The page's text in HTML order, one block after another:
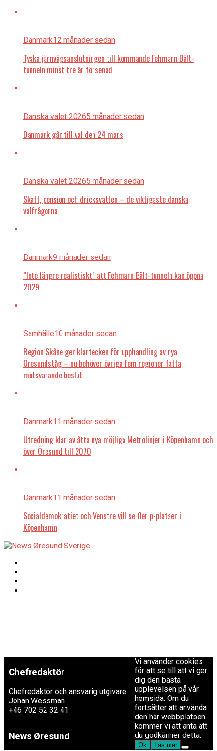
Danmark12 månader sedan
Tyska järnvägsanslutningen till kommande Fehmarn Bält-
tunneln minst tre år försenad
Danska valet 20265 månader sedan
Danmark går till val den 24 mars
Danska valet 20265 månader sedan
Skatt, pension och dricksvatten – de viktigaste danska
valfrågorna
Danmark9 månader sedan
”Inte längre realistiskt” att Fehmarn Bält-tunneln kan öppna
2029
Samhälle10 månader sedan
Region Skåne ger klartecken för upphandling av nya
Öresundståg – nu behöver övriga fem regioner fatta
motsvarande beslut
Danmark11 månader sedan
Utredning klar av åtta nya möjliga Metrolinjer i Köpenhamn och
över Öresund till 2070
Danmark11 månader sedan
Socialdemokratiet och Venstre vill se fler p-platser i
Köpenhamn
Chefredaktör
Chefredaktör och ansvarig utgivare:
Johan Wessman
+46 702 52 32 41
News Øresund
Vi använder cookies
för att se till att vi ger
dig den bästa
upplevelsen på vår
hemsida. Om du
fortsätter att använda
den här webbplatsen
kommer vi att anta att
du godkänner detta.
Ok Läs mer